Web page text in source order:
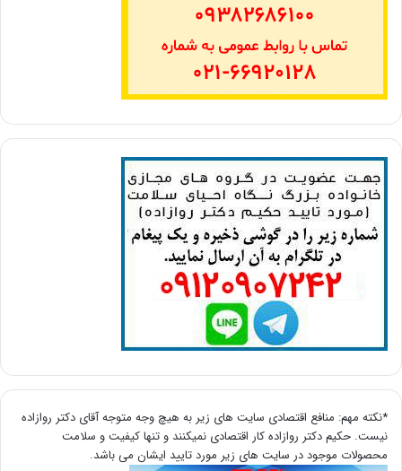
*نکته مهم: منافع اقتصادی سایت های زیر به هیچ وجه متوجه آقای دکتر روازاده
نیست. حکیم دکتر روازاده کار اقتصادی نمیکنند و تنها کیفیت و سلامت
محصولات موجود در سایت های زیر مورد تایید ایشان می باشد.